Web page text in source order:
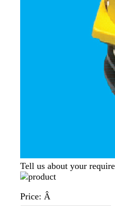
Tell us about your
Price: Â